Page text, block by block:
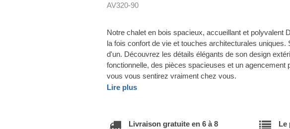
AV320-90
Notre chalet en bois spacieux, accueillant et polyvalent
la fois confort de vie et touches architecturales
d'un. Découvrez les détails élégants de son design
fonctionnelle, des pièces spacieuses et un agencement
vous vous sentirez vraiment chez vous.
Lire plus
Livraison gratuite en 6 à 8
Le